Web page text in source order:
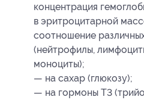
концентрация
в эритроцитарной
соотношение
(нейтрофилы,
моноциты);
— на сахар (глюкозу);
— на гормоны Т3